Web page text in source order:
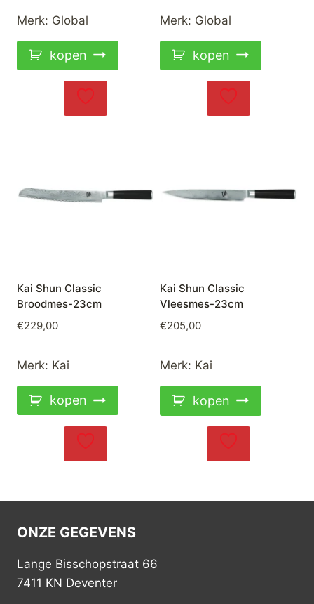
Merk: Global
kopen
Merk: Global
kopen
Kai Shun Classic
Broodmes-23cm
€229,00
Merk: Kai
kopen
Kai Shun Classic
Vleesmes-23cm
€205,00
Merk: Kai
kopen
ONZE GEGEVENS
Lange Bisschopstraat 66
7411 KN Deventer